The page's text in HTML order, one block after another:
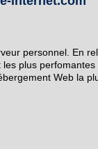
personnel. En
plus perfomantes
Web la